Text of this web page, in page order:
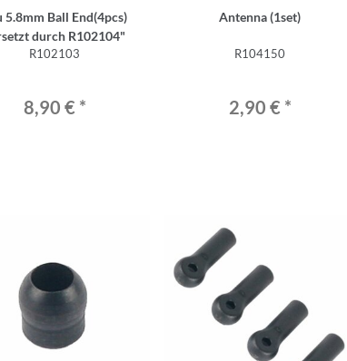
5.8mm Ball End(4pcs)
durch R102104"
R102103
8,90 € *
Antenna (1set)
R104150
2,90 € *